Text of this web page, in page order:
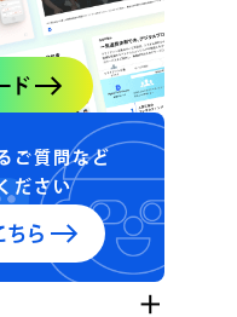
ド
ご質問など
ださい
ちら